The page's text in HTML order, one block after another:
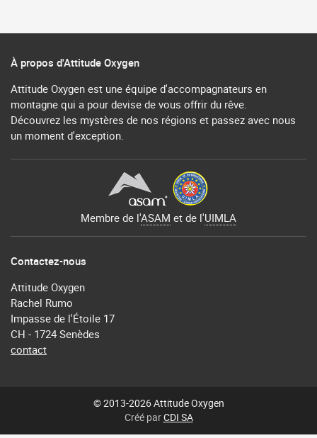
À propos d'Attitude Oxygen
Attitude Oxygen est une équipe d'accompagnateurs en
montagne qui a pour devise de vous offrir du rêve.
Découvrez les mystères de nos régions et passez avec nous
un moment d'exception.
Membre de l'ASAM et de l'UIMLA
Contactez-nous
Attitude Oxygen
Rachel Rumo
Impasse de l'Étoile 17
CH - 1724 Senèdes
contact
© 2013-2026 Attitude Oxygen
Créé parCDI SA